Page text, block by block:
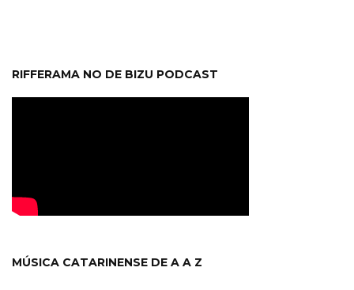
RIFFERAMA NO DE BIZU PODCAST
MÚSICA CATARINENSE DE A A Z